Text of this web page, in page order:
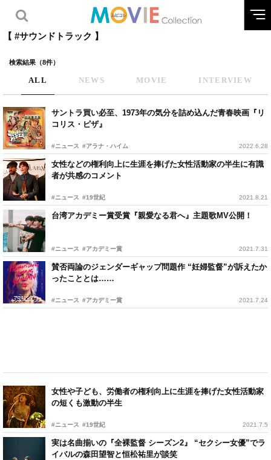
【 #サウンドトラック 】
検索結果（8件）
ALL NEWS MOVIE INTERVIEW
サントラ買い必至、1973年の気分を詰め込んだ青春映画『リ
コリス・ピザ』
#ニュース #アラナ・ハイム 2022.6.28
女性などの権利向上に生涯を捧げた女性活動家の半生に有識
者が共感のコメント
#ニュース #19世紀 2021.8.21
台湾アカデミー賞受賞『親愛なる君へ』主題歌MV公開！
#ニュース #アカデミー賞 2021.7.31
賛否両論のジェンダーギャップ問題作 “妊婦監督”が訴えたか
ったこととは……
#ニュース #アカデミー賞 2021.7.24
女性や子ども、労働者の権利向上に生涯を捧げた女性活動家
の短くも激動の半生
#ニュース #19世紀 2021.7.5
実は名曲揃いの『全裸監督 シーズン2』 “セクシー女優”でラ
イバルの森田望智と恒松祐里が談笑